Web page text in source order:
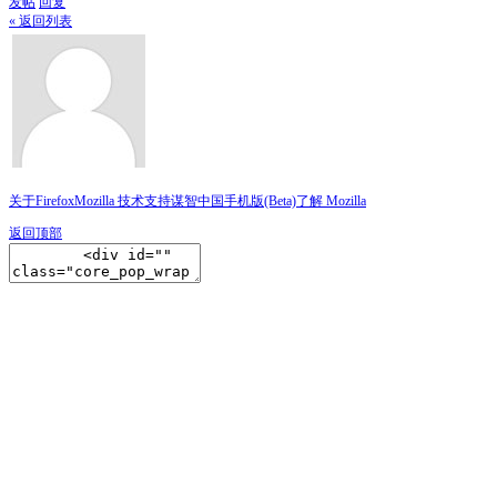
« 返回列表
关于FirefoxMozilla 技术支持谋智中国手机版(Beta)了解 Mozilla
返回顶部